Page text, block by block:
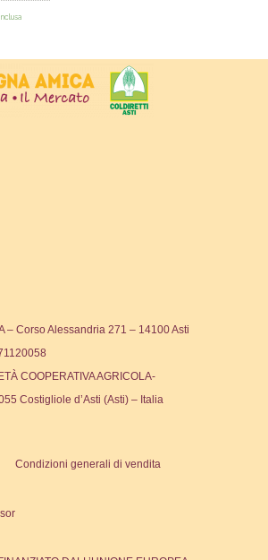
– Corso Alessandria 271 – 14100 Asti
COOPERATIVA AGRICOLA-
Costigliole d’Asti (Asti) – Italia
Condizioni generali di vendita